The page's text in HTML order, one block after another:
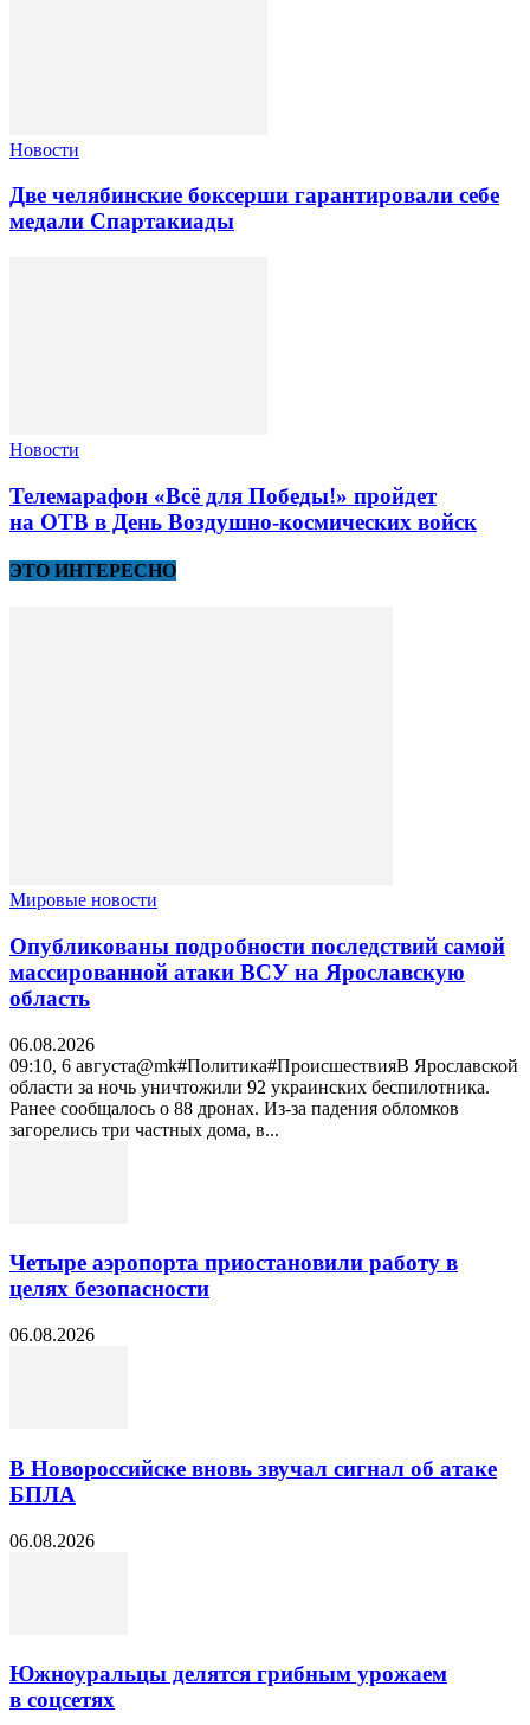
Новости
Две челябинские боксерши гарантировали себе
медали Спартакиады
Новости
Телемарафон «Всё для Победы!» пройдет
на ОТВ в День Воздушно-космических войск
ЭТО ИНТЕРЕСНО
Мировые новости
Опубликованы подробности последствий самой
массированной атаки ВСУ на Ярославскую
область
06.08.2026
09:10, 6 августа@mk#Политика#ПроисшествияВ Ярославской
области за ночь уничтожили 92 украинских беспилотника.
Ранее сообщалось о 88 дронах. Из-за падения обломков
загорелись три частных дома, в...
Четыре аэропорта приостановили работу в
целях безопасности
06.08.2026
В Новороссийске вновь звучал сигнал об атаке
БПЛА
06.08.2026
Южноуральцы делятся грибным урожаем
в соцсетях